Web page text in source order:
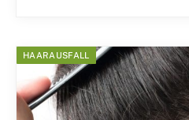
HAARAUSFALL